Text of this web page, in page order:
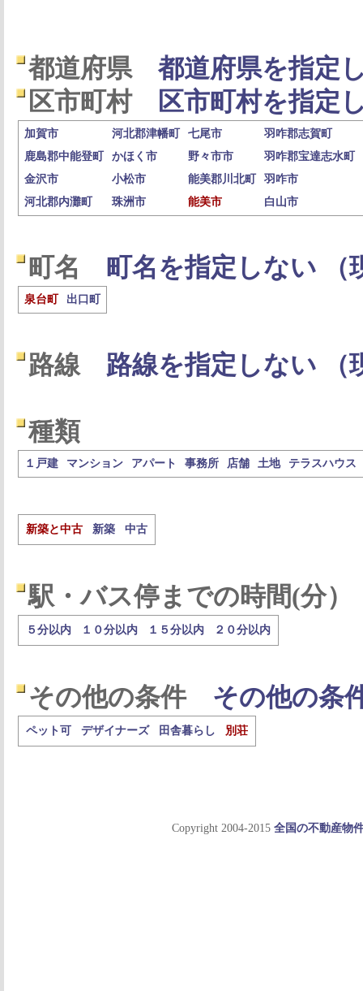
都道府県
都道府県を指定
区市町村
区市町村を指定
加賀市 河北郡津幡町 七尾市
羽咋郡志賀町
鹿島郡中能登町
かほく市 野々市市
羽咋郡宝達志水町
金沢市
小松市 能美郡川北町
羽咋市
河北郡内灘町
珠洲市 能美市 白山市
町名 町名を指定しない （
泉台町 出口町
路線 路線を指定しない （
種類
１戸建 マンション アパート 事務所 店舗 土地 テラスハウス
新築と中古 新築 中古
駅・バス停までの時間(分）
５分以内 １０分以内 １５分以内 ２０分以内
その他の条件 その他の条
ペット可 デザイナーズ 田舎暮らし 別荘
Copyright 2004-2015 全国の不動産物